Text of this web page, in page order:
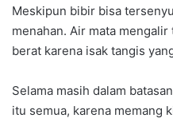
Meskipun bibir bisa
menahan. Air mata
berat karena isak tangis
Selama masih dalam
itu semua, karena memang